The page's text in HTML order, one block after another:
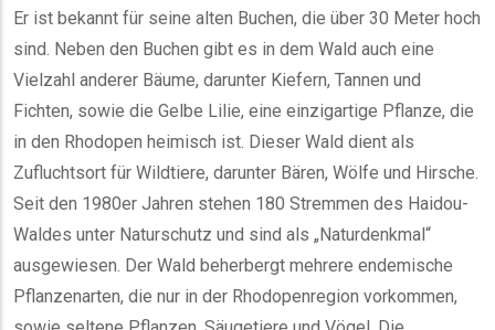
Er ist bekannt für seine alten Buchen, die über 30 Meter hoch
sind. Neben den Buchen gibt es in dem Wald auch eine
Vielzahl anderer Bäume, darunter Kiefern, Tannen und
Fichten, sowie die Gelbe Lilie, eine einzigartige Pflanze, die
in den Rhodopen heimisch ist. Dieser Wald dient als
Zufluchtsort für Wildtiere, darunter Bären, Wölfe und Hirsche.
Seit den 1980er Jahren stehen 180 Stremmen des Haidou-
Waldes unter Naturschutz und sind als „Naturdenkmal“
ausgewiesen. Der Wald beherbergt mehrere endemische
Pflanzenarten, die nur in der Rhodopenregion vorkommen,